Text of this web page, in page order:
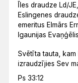
Īles draudze Ld/
Eslingenes
emeritus Elmārs
Igaunijas
Svētīta tauta,
izraudzījies Sev
Ps 33:12